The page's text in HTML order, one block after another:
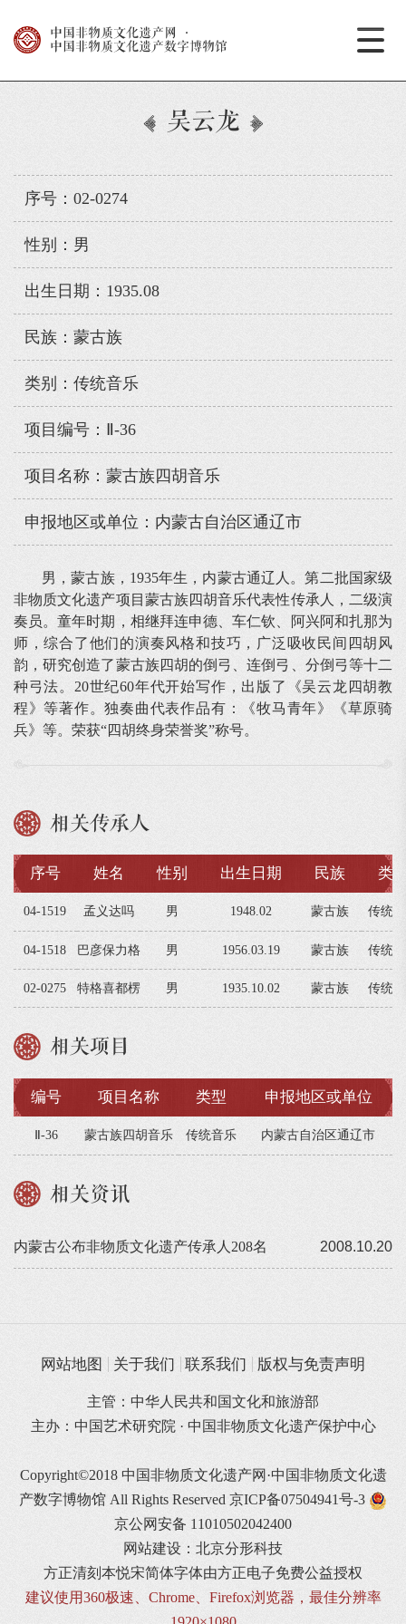
中国非物质文化遗产网
·
中国非物质文化遗产数字博物馆
吴云龙
序号：02-0274
性别：男
出生日期：1935.08
民族：蒙古族
类别：传统音乐
项目编号：Ⅱ-36
项目名称：蒙古族四胡音乐
申报地区或单位：内蒙古自治区通辽市
男，蒙古族，1935年生，内蒙古通辽人。第二批国家级
非物质文化遗产项目蒙古族四胡音乐代表性传承人，二级演
奏员。童年时期，相继拜连申德、车仁钦、阿兴阿和扎那为
师，综合了他们的演奏风格和技巧，广泛吸收民间四胡风
韵，研究创造了蒙古族四胡的倒弓、连倒弓、分倒弓等十二
种弓法。20世纪60年代开始写作，出版了《吴云龙四胡教
程》等著作。独奏曲代表作品有：《牧马青年》《草原骑
兵》等。荣获“四胡终身荣誉奖”称号。
相关传承人
序号 姓名 性别 出生日期 民族 类
04-1519 孟义达吗 男 1948.02 蒙古族 传统
04-1518 巴彦保力格 男 1956.03.19 蒙古族 传统
02-0275 特格喜都楞 男 1935.10.02 蒙古族 传统
相关项目
编号 项目名称 类型 申报地区或单位
Ⅱ-36 蒙古族四胡音乐 传统音乐 内蒙古自治区通辽市
相关资讯
2008.10.20
内蒙古公布非物质文化遗产传承人208名
网站地图 关于我们 联系我们 版权与免责声明
主管：中华人民共和国文化和旅游部
主办：中国艺术研究院 · 中国非物质文化遗产保护中心
Copyright©2018 中国非物质文化遗产网·中国非物质文化遗
产数字博物馆 All Rights Reserved 京ICP备07504941号-3
京公网安备 11010502042400
网站建设：北京分形科技
方正清刻本悦宋简体字体由方正电子免费公益授权
建议使用360极速、Chrome、Firefox浏览器，最佳分辨率